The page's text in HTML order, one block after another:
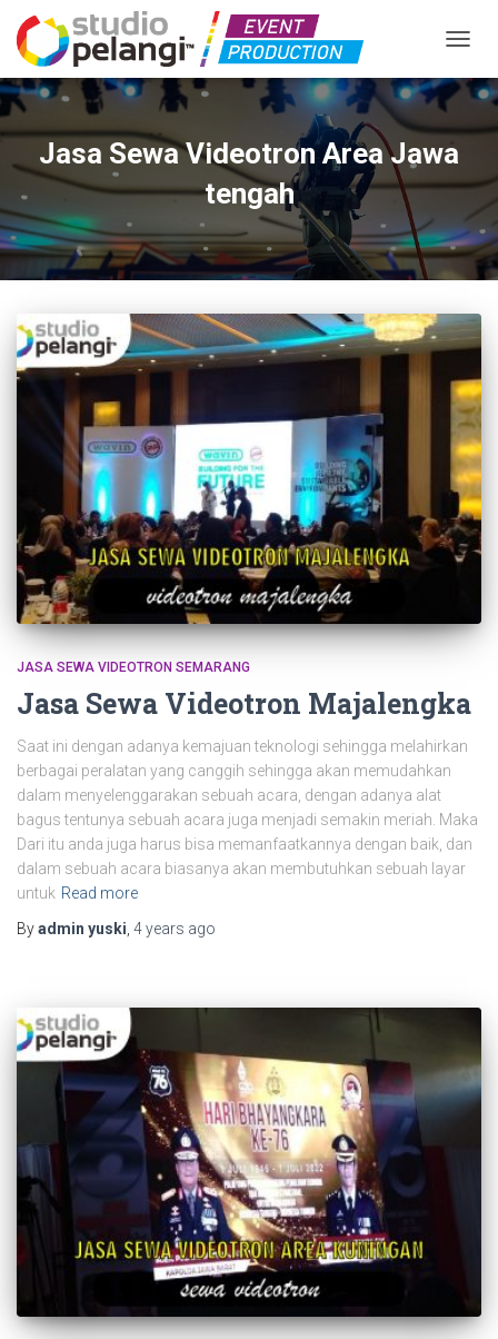
Jasa Sewa Videotron Area Jawa
tengah
JASA SEWA VIDEOTRON SEMARANG
Jasa Sewa Videotron Majalengka
Saat ini dengan adanya kemajuan teknologi sehingga melahirkan
berbagai peralatan yang canggih sehingga akan memudahkan
dalam menyelenggarakan sebuah acara, dengan adanya alat
bagus tentunya sebuah acara juga menjadi semakin meriah. Maka
Dari itu anda juga harus bisa memanfaatkannya dengan baik, dan
dalam sebuah acara biasanya akan membutuhkan sebuah layar
untuk Read more
Byadmin yuski 4 years ago